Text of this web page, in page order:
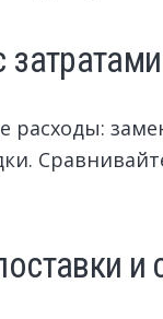
расходы: